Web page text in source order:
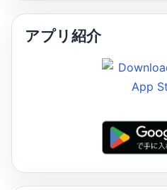
アプリ紹介